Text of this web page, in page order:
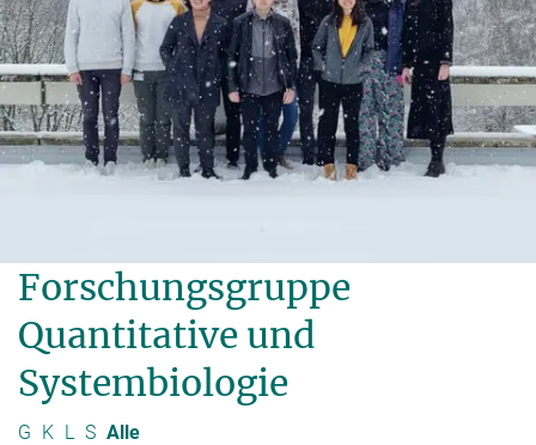
Forschungsgruppe
Quantitative und
Systembiologie
G K L S Alle